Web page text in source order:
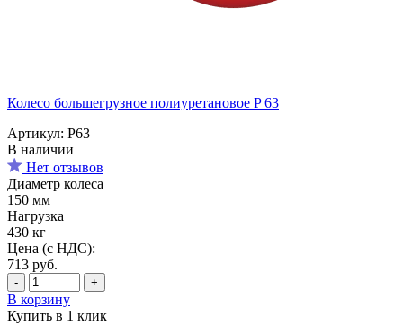
Колесо большегрузное полиуретановое P 63
Артикул: P63
В наличии
Нет отзывов
Диаметр колеса
150 мм
Нагрузка
430 кг
Цена (с НДС):
713 руб.
- +
В корзину
Купить в 1 клик